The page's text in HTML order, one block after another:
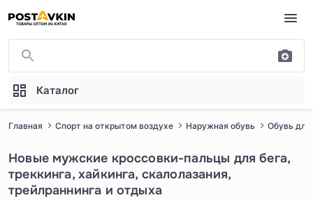
Перейти к основному содержимому
Каталог
Главная Спорт на открытом воздухе Наружная обувь Обувь для
Новые мужские кроссовки-пальцы для бега,
треккинга, хайкинга, скалолазания,
трейлраннинга и отдыха